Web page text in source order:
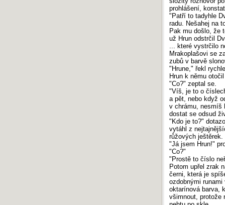
prohlášení,
"Patří to tadyhle
radu. Nešahej na
Pak mu došlo, že
už Hrun odstrčil
... které vystrčilo
Mrakoplašovi se
zubů v barvě
"Hrune," řekl
Hrun k němu
"Co?" zeptal se.
"Víš, je to o
a pět, nebo když
v chrámu, nesmíš
dostat se odsud
"Kdo je to?"
vytáhl z
růžových ještěrek.
"Já jsem Hrun!"
"Co?"
"Prostě to číslo
Potom upřel zrak
černi, která je
ozdobnými
oktarínová barva,
všimnout, protože